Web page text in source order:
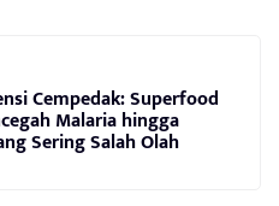
Cempedak: Superfood
Malaria hingga
Sering Salah Olah